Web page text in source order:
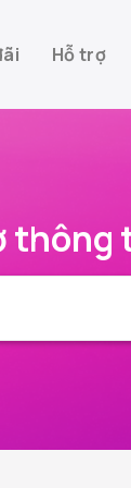
Hỗ trợ
thông